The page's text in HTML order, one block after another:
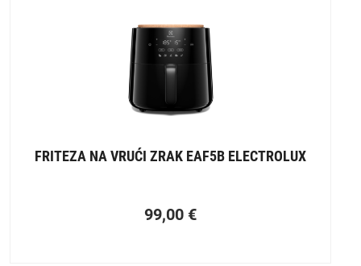
FRITEZA NA VRUĆI ZRAK EAF5B ELECTROLUX
99,00 €